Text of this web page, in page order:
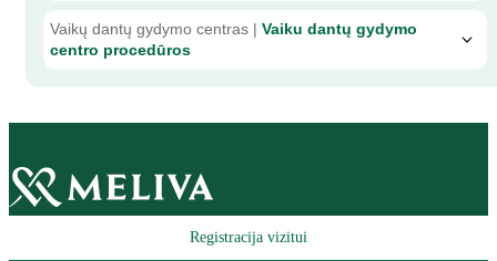
Vaikų dantų gydymo centras | Vaiku dantų gydymo
centro procedūros
Registracija vizitui